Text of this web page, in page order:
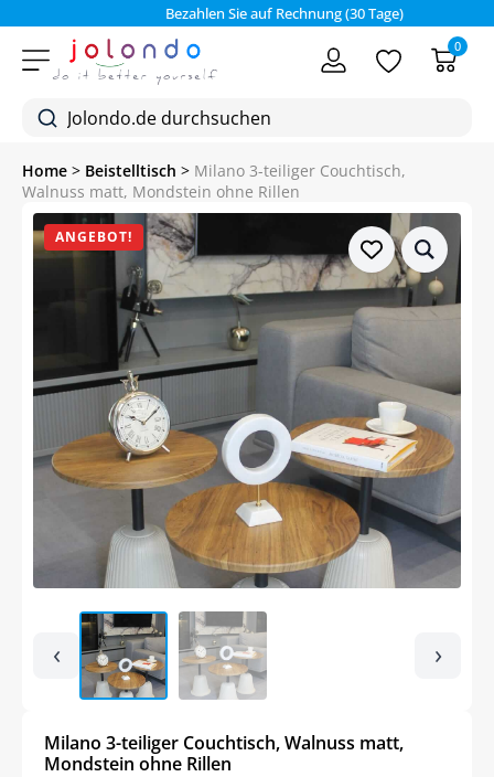
Bezahlen Sie auf Rechnung (30 Tage)
0
Home > Beistelltisch > Milano 3-teiliger Couchtisch,
Walnuss matt, Mondstein ohne Rillen
ANGEBOT!
‹ ›
Milano 3-teiliger Couchtisch, Walnuss matt,
Mondstein ohne Rillen